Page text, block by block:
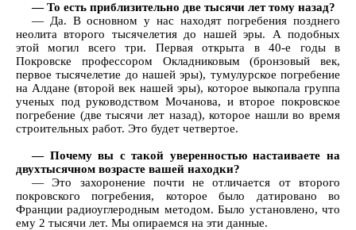
— То есть приблизительно две тысячи лет тому назад?
— Да. В основном у нас находят погребения позднего
неолита второго тысячелетия до нашей эры. А подобных
этой могил всего три. Первая открыта в 40-е годы в
Покровске профессором Окладниковым (бронзовый век,
первое тысячелетие до нашей эры), тумулурское погребение
на Алдане (второй век нашей эры), которое выкопала группа
ученых под руководством Мочанова, и второе покровское
погребение (две тысячи лет назад), которое нашли во время
строительных работ. Это будет четвертое.
— Почему вы с такой уверенностью настаиваете на
двухтысячном возрасте вашей находки?
— Это захоронение почти не отличается от второго
покровского погребения, которое было датировано во
Франции радиоуглеродным методом. Было установлено, что
ему 2 тысячи лет. Мы опираемся на эти данные.